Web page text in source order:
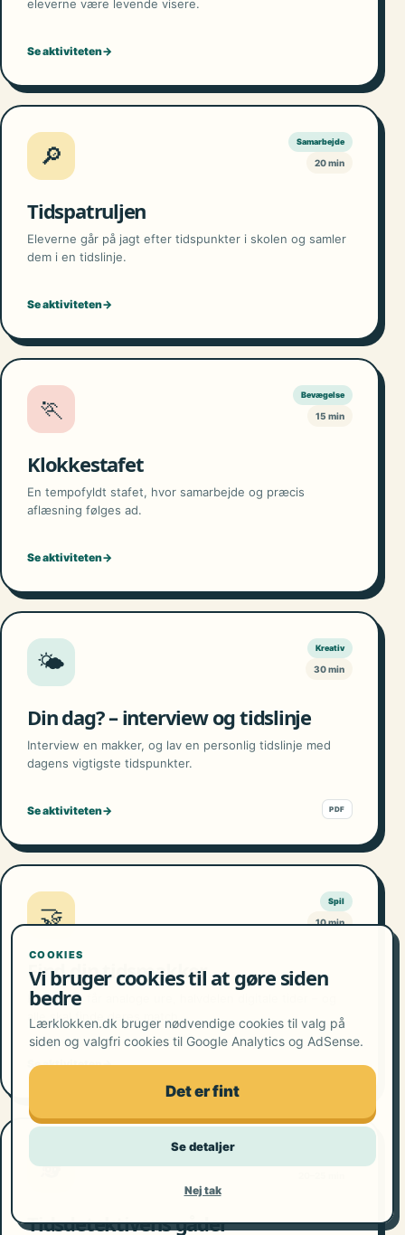
eleverne være levende visere.
Se aktiviteten→
🔎
Samarbejde
20 min
Tidspatruljen
Eleverne går på jagt efter tidspunkter i skolen og samler
dem i en tidslinje.
Se aktiviteten→
🏃
Bevægelse
15 min
Klokkestafet
En tempofyldt stafet, hvor samarbejde og præcis
aflæsning følges ad.
Se aktiviteten→
🌤️
Kreativ
30 min
Din dag? – interview og tidslinje
Interview en makker, og lav en personlig tidslinje med
dagens vigtigste tidspunkter.
Se aktiviteten→ PDF
🤝
Spil
10 min
Find din tidsmakker
Halvdelen får analoge ure, halvdelen digitale tider – og
alle skal finde deres match.
Se aktiviteten→
🕵️
Tidsdetektivens gåder
COOKIES
Vi bruger cookies til at gøre siden
bedre
Lærklokken.dk bruger nødvendige cookies til valg på
siden og valgfri cookies til Google Analytics og AdSense.
Det er fint
Se detaljer
Nej tak